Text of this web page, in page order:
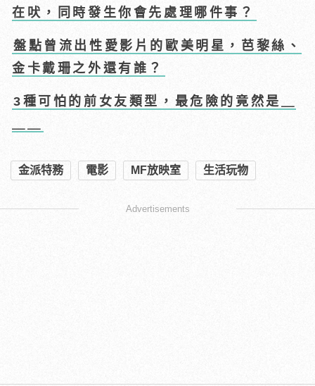
在吠，同時發生你會先處理哪件事？
盤點曾流出性愛影片的歐美明星，芭黎絲、
金卡戴珊之外還有誰？
3種可怕的前女友類型，最危險的竟然是＿
金派特務 電影 MF放映室 生活玩物
Advertisements